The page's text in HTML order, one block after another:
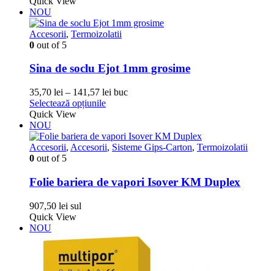
până
la
mai
multe
pot
fi
alese
pagina
NOU
Accesorii, Termoizolatii
0 out of 5
Sina de soclu Ejot 1mm grosime
35,70 lei – 141,57 lei Interval
până
la
buc
Selectează opțiunileAcest
mai
multe
pot
fi
produsului.
Quick View
NOU
Accesorii, Accesorii, Sisteme Gips-Carton, Termoizolatii
0 out of 5
Folie bariera de vapori Isover KM Duplex
907,50 lei sul
Quick View
NOU